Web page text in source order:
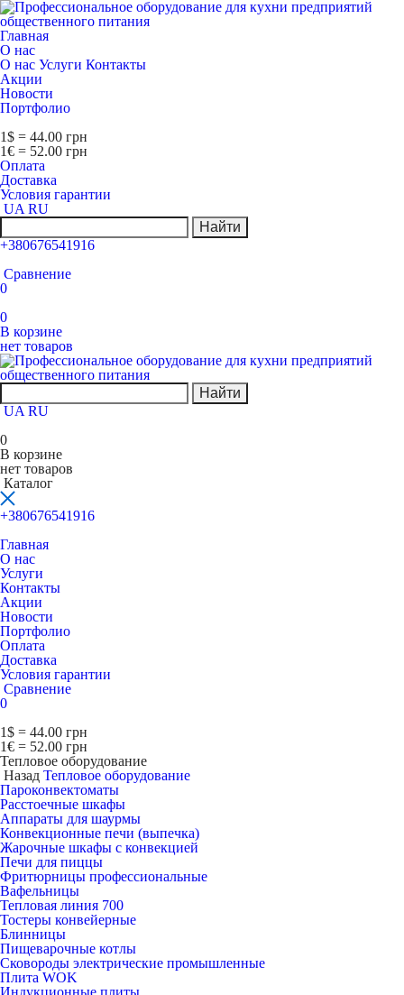
Главная
О нас
О нас Услуги Контакты
Акции
Новости
Портфолио
1$ = 44.00 грн
1€ = 52.00 грн
Оплата
Доставка
Условия гарантии
UA RU
Найти
+380676541916
Сравнение
0
0
В корзине
нет товаров
Найти
UA RU
0
В корзине
нет товаров
Каталог
+380676541916
Главная
О нас
Услуги
Контакты
Акции
Новости
Портфолио
Оплата
Доставка
Условия гарантии
Сравнение
0
1$ = 44.00 грн
1€ = 52.00 грн
Тепловое оборудование
Назад Тепловое оборудование
Пароконвектоматы
Расcтоечные шкафы
Аппараты для шаурмы
Конвекционные печи (выпечка)
Жарочные шкафы с конвекцией
Печи для пиццы
Фритюрницы профессиональные
Вафельницы
Тепловая линия 700
Тостеры конвейерные
Блинницы
Пищеварочные котлы
Сковороды электрические промышленные
Плита WOK
Индукционные плиты